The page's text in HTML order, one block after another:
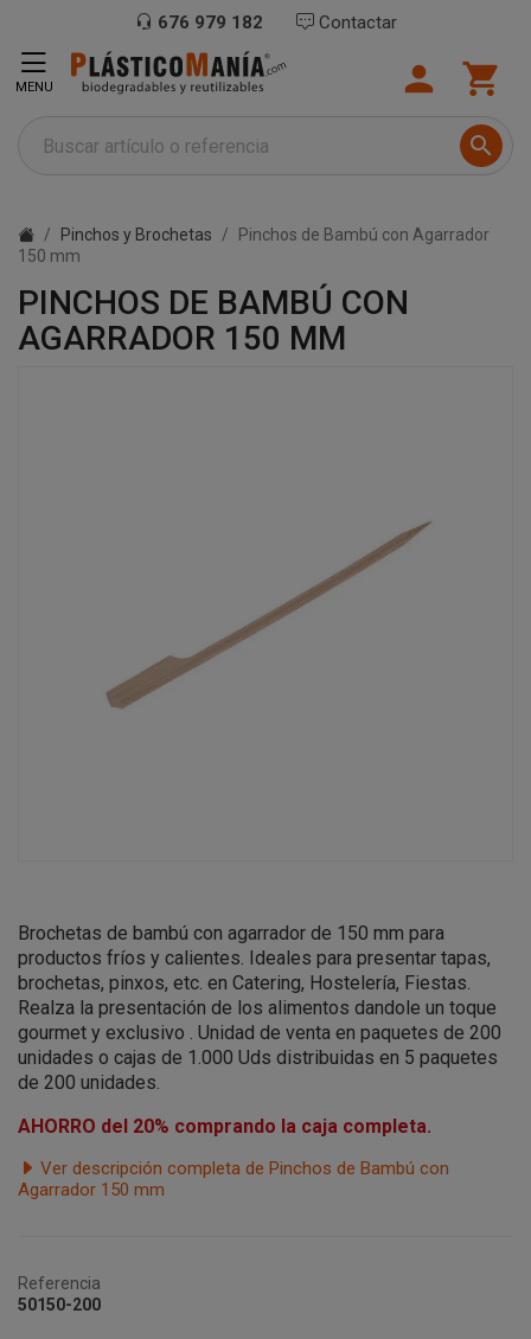
676 979 182 Contactar

 
MENU
Pinchos y Brochetas
Pinchos de Bambú con Agarrador
150 mm
PINCHOS DE BAMBÚ CON
AGARRADOR 150 MM
Brochetas de bambú con agarrador de 150 mm para
productos fríos y calientes. Ideales para presentar tapas,
brochetas, pinxos, etc. en Catering, Hostelería, Fiestas.
Realza la presentación de los alimentos dandole un toque
gourmet y exclusivo . Unidad de venta en paquetes de 200
unidades o cajas de 1.000 Uds distribuidas en 5 paquetes
de 200 unidades.
AHORRO del 20% comprando la caja completa.
Ver descripción completa de Pinchos de Bambú con
Agarrador 150 mm
Referencia
50150-200